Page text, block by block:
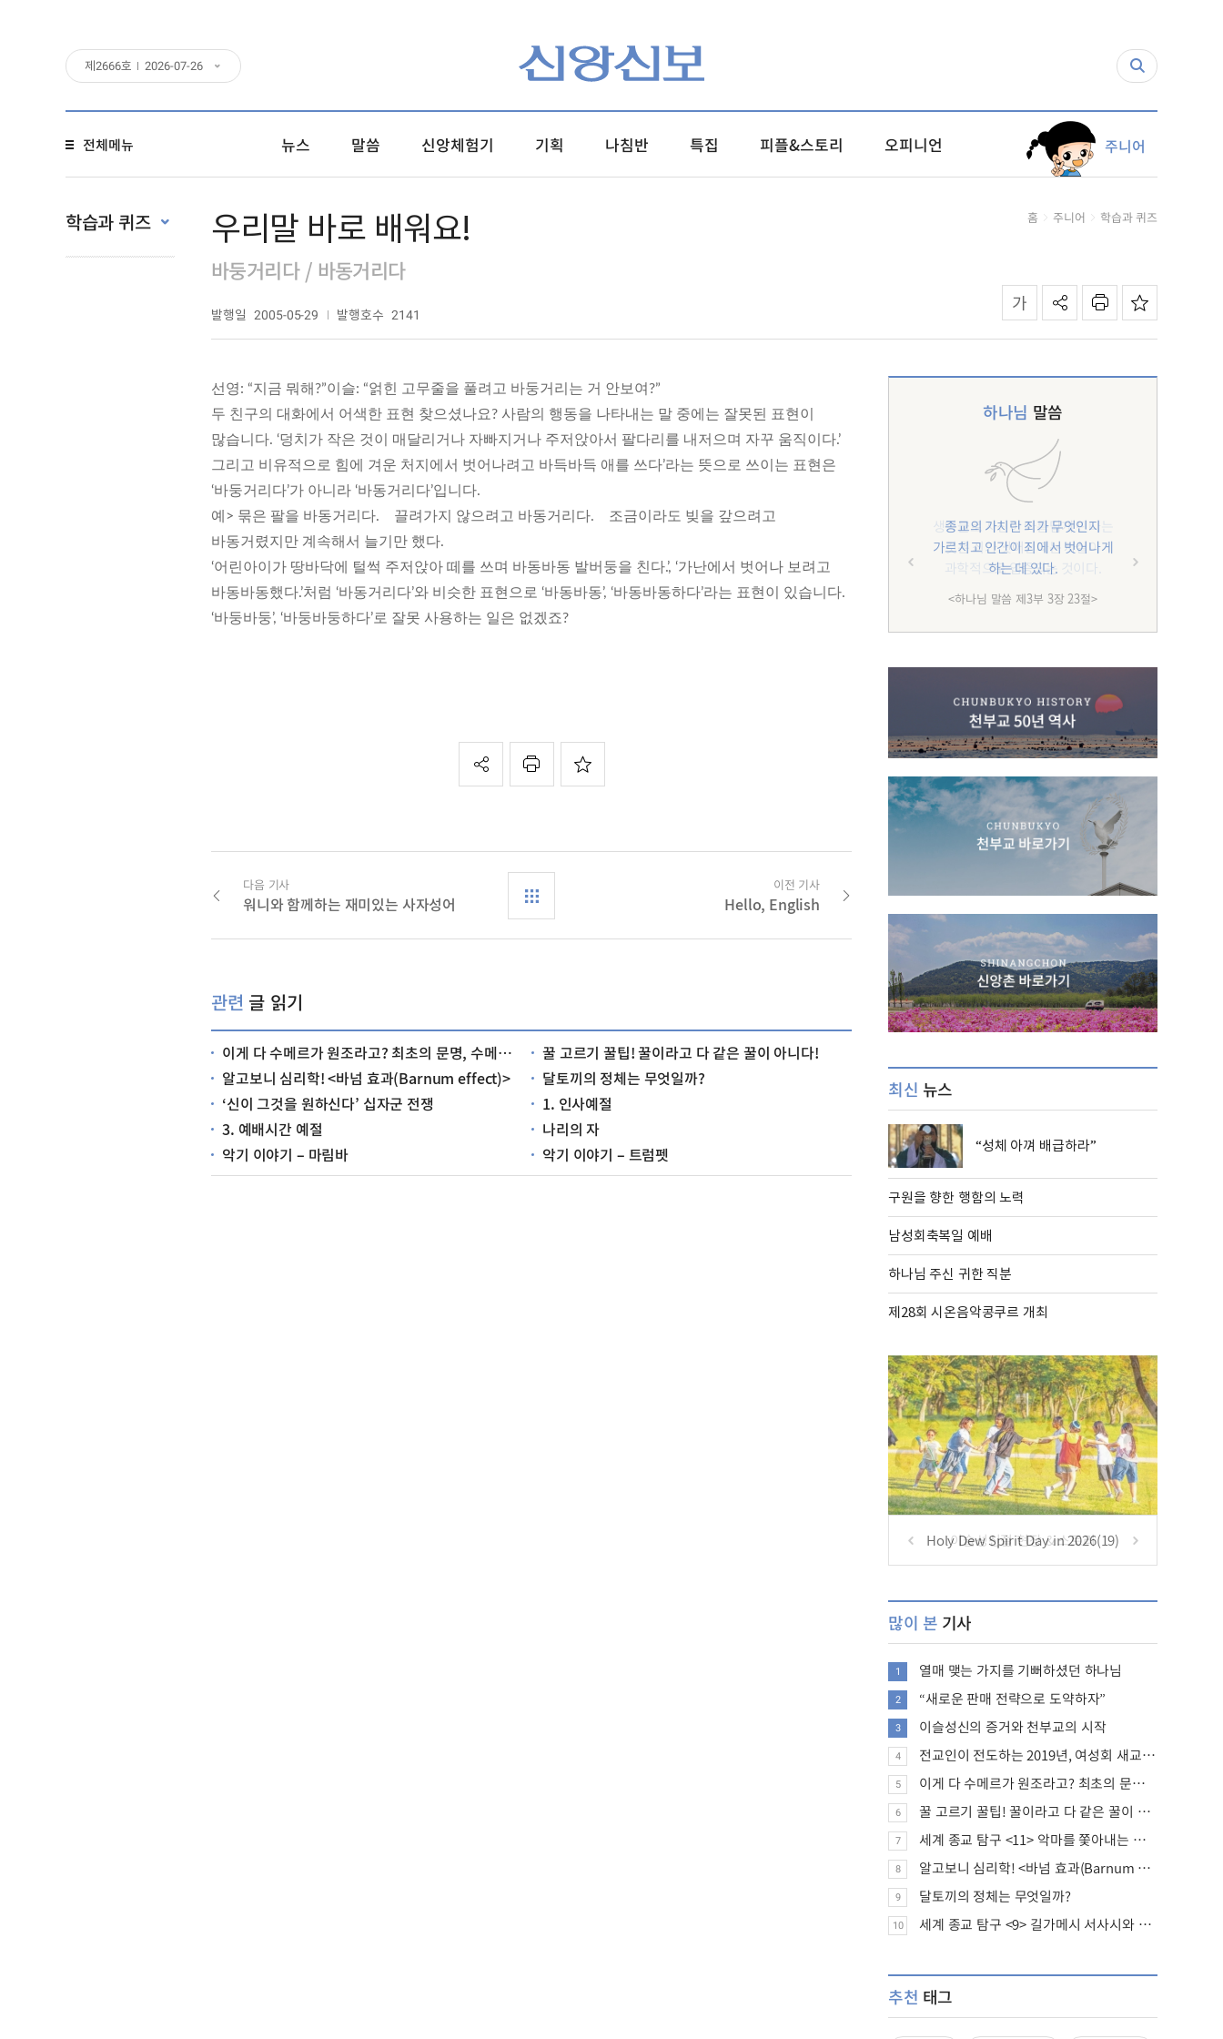
제 2666호 2026-07-26
전체메뉴 뉴스 말씀 신앙체험기 기획 나침반 특집 피플&스토리 오피니언 주니어
학습과 퀴즈 우리말 바로 배워요!
바둥거리다 / 바동거리다
발행일 2005-05-29 발행호수 2141
홈 주니어 학습과 퀴즈
선영: “지금 뭐해?”이슬: “얽힌 고무줄을 풀려고 바둥거리는 거 안보여?”
두 친구의 대화에서 어색한 표현 찾으셨나요? 사람의 행동을 나타내는 말 중에는 잘못된 표현이
많습니다. ‘덩치가 작은 것이 매달리거나 자빠지거나 주저앉아서 팔다리를 내저으며 자꾸 움직이다.’
그리고 비유적으로 힘에 겨운 처지에서 벗어나려고 바득바득 애를 쓰다’라는 뜻으로 쓰이는 표현은
‘바둥거리다’가 아니라 ‘바동거리다’입니다.
예> 묶은 팔을 바동거리다. 끌려가지 않으려고 바동거리다. 조금이라도 빚을 갚으려고
바동거렸지만 계속해서 늘기만 했다.
‘어린아이가 땅바닥에 털썩 주저앉아 떼를 쓰며 바동바동 발버둥을 친다.’, ‘가난에서 벗어나 보려고
바동바동했다.’처럼 ‘바동거리다’와 비슷한 표현으로 ‘바동바동’, ‘바동바동하다’라는 표현이 있습니다.
‘바둥바둥’, ‘바둥바둥하다’로 잘못 사용하는 일은 없겠죠?
다음 기사
워니와 함께하는 재미있는 사자성어
이전 기사
Hello, English
관련 글 읽기
이게 다 수메르가 원조라고? 최초의 문명, 수메르는 어떤 문명이었을까?
꿀 고르기 꿀팁! 꿀이라고 다 같은 꿀이 아니다!
알고보니 심리학! <바넘 효과(Barnum effect)>
달토끼의 정체는 무엇일까?
‘신이 그것을 원하신다’ 십자군 전쟁
1. 인사예절
3. 예배시간 예절
나리의 자
악기 이야기 – 마림바
악기 이야기 – 트럼펫
하나님 말씀
종교의 가치란 죄가 무엇인지
가르치고 인간이 죄에서 벗어나게
하는 데 있다.
<하나님 말씀 제3부 3장 23절>
최신 뉴스
“성체 아껴 배급하라”
구원을 향한 행함의 노력
남성회축복일 예배
하나님 주신 귀한 직분
제28회 시온음악콩쿠르 개최
Holy Dew Spirit Day in 2026(19)
많이 본 기사
1 열매 맺는 가지를 기뻐하셨던 하나님
2 “새로운 판매 전략으로 도약하자”
3 이슬성신의 증거와 천부교의 시작
4 전교인이 전도하는 2019년, 여성회 새교인 증가 추세
5 이게 다 수메르가 원조라고? 최초의 문명, 수메르는 어떤 문명이었을까?
6 꿀 고르기 꿀팁! 꿀이라고 다 같은 꿀이 아니다!
7 세계 종교 탐구 <11> 악마를 쫓아내는 의식의 뿌리에 대하여
8 알고보니 심리학! <바넘 효과(Barnum effect)>
9 달토끼의 정체는 무엇일까?
10 세계 종교 탐구 <9> 길가메시 서사시와 성경에 대하여
추천 태그